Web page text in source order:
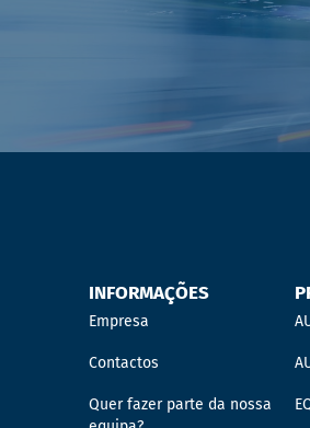
INFORMAÇÕES
Empresa
Contactos
Quer fazer parte da nossa